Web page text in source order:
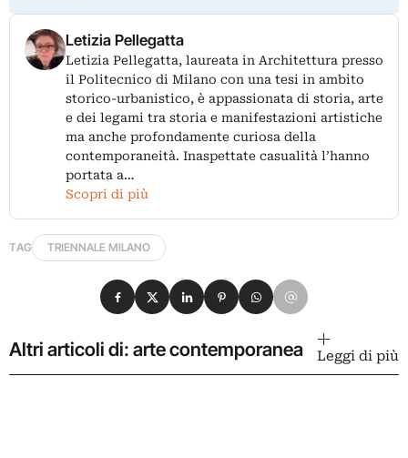
Letizia Pellegatta
Letizia Pellegatta, laureata in Architettura presso
il Politecnico di Milano con una tesi in ambito
storico-urbanistico, è appassionata di storia, arte
e dei legami tra storia e manifestazioni artistiche
ma anche profondamente curiosa della
contemporaneità. Inaspettate casualità l’hanno
portata a…
Scopri di più
TAG TRIENNALE MILANO
Condividi su Facebook
Condividi su X
Condividi su LinkedIn
Condividi su Pinterest
Condividi su WhatsApp
Condividi su Email
Altri articoli di: arte contemporanea Leggi di più